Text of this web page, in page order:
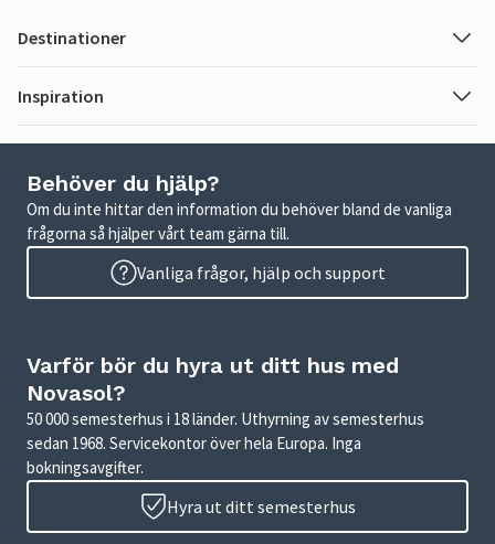
Destinationer
Inspiration
Behöver du hjälp?
Om du inte hittar den information du behöver bland de vanliga
frågorna så hjälper vårt team gärna till.
Vanliga frågor, hjälp och support
Varför bör du hyra ut ditt hus med
Novasol?
50 000 semesterhus i 18 länder. Uthyrning av semesterhus
sedan 1968. Servicekontor över hela Europa. Inga
bokningsavgifter.
Hyra ut ditt semesterhus